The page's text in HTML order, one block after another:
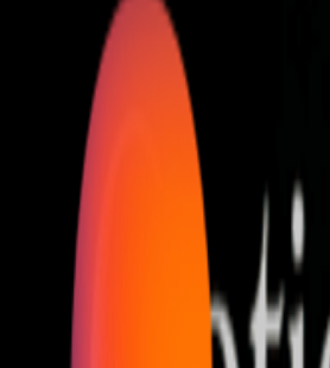
オープンイノベーション活動の
詳しく見る
AT PARTNERS3つの強み